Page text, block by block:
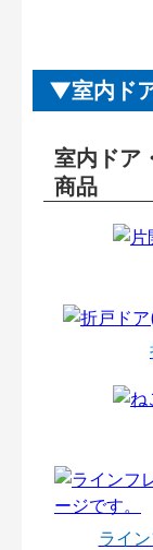
室内ド
室内ドア
商品
ライ